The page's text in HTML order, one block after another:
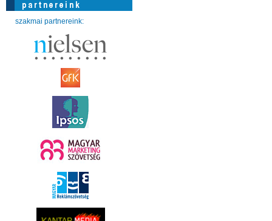
szakmai partnereink: